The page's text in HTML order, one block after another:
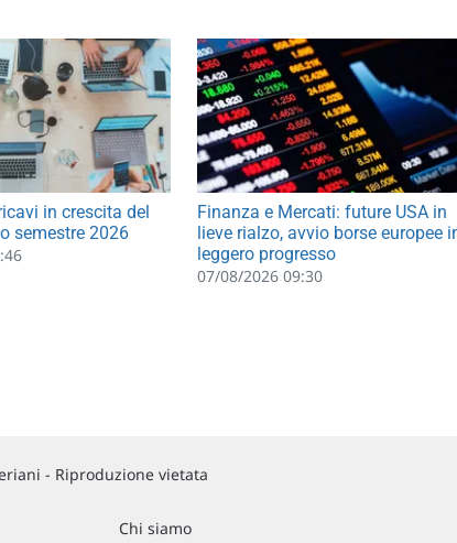
in crescita del
semestre 2026
Finanza e Mercati: future USA in
lieve rialzo, avvio borse europee
leggero progresso
07/08/2026 09:30
- Riproduzione vietata
Chi siamo